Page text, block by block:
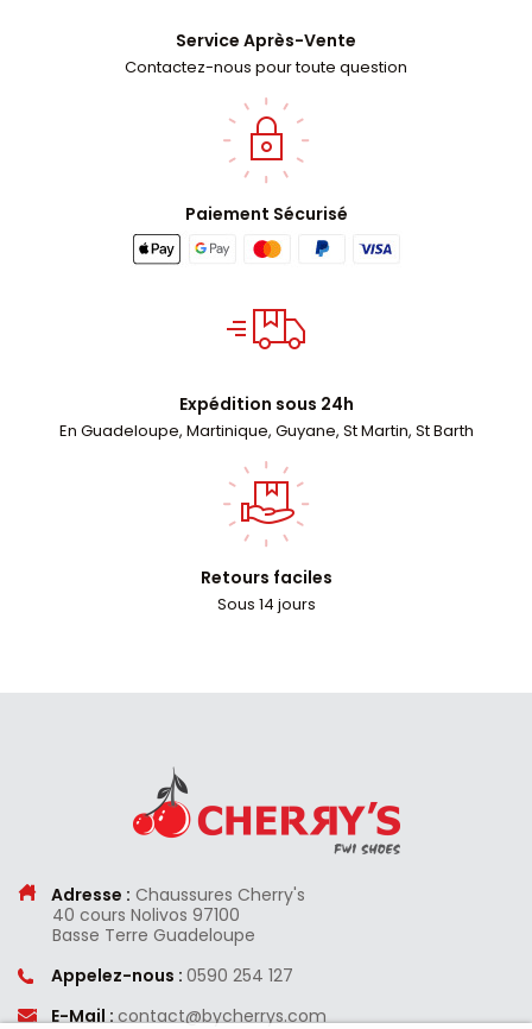
Service Après-Vente
Contactez-nous pour toute question
Paiement Sécurisé
Expédition sous 24h
En Guadeloupe, Martinique, Guyane, St Martin, St Barth
Retours faciles
Sous 14 jours
Adresse : Chaussures Cherry's
40 cours Nolivos 97100
Basse Terre Guadeloupe
Appelez-nous : 0590 254 127
E-Mail : contact@bycherrys.com